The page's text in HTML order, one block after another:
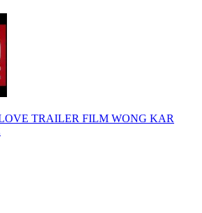
TRAILER FILM WONG KAR